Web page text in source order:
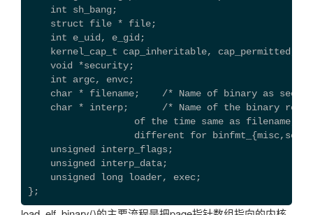
int sh_bang;
struct file * file;
int e_uid, e_gid;
kernel_cap_t cap_inheritable, cap_permitted,
void *security;
int argc, envc;
char * filename;    /* Name of binary as seen
char * interp;      /* Name of the binary
of the time same as filename, but
different for
unsigned interp_flags;
unsigned interp_data;
unsigned long loader, exec;
};